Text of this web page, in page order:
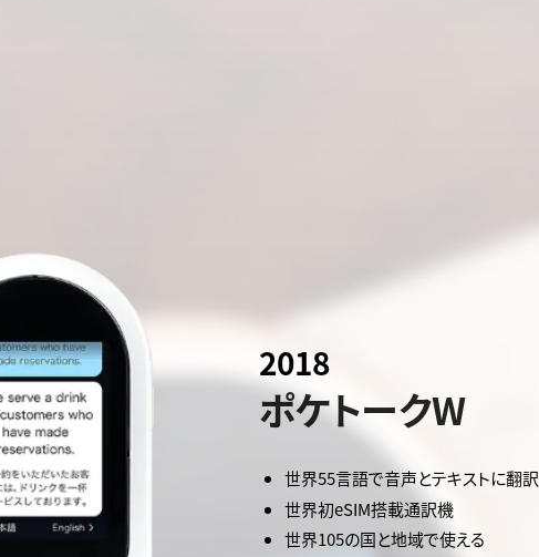
2018
ポケトークW
世界55言語で音声とテキストに翻訳
世界初eSIM搭載通訳機
世界105の国と地域で使える